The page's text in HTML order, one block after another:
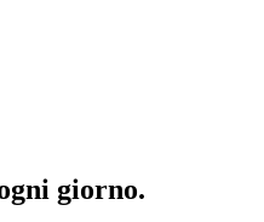
giorno.